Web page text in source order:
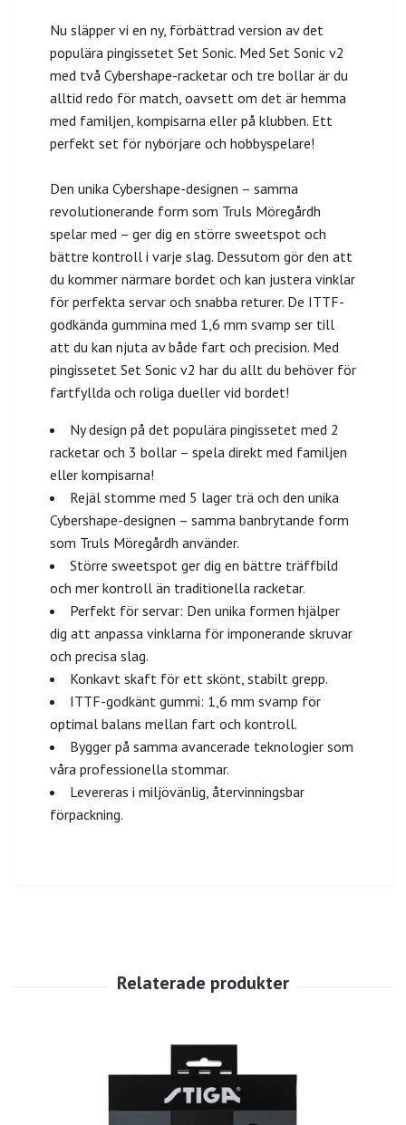
Nu släpper vi en ny, förbättrad version av det
populära pingissetet Set Sonic. Med Set Sonic v2
med två Cybershape-racketar och tre bollar är du
alltid redo för match, oavsett om det är hemma
med familjen, kompisarna eller på klubben. Ett
perfekt set för nybörjare och hobbyspelare!
Den unika Cybershape-designen – samma
revolutionerande form som Truls Möregårdh
spelar med – ger dig en större sweetspot och
bättre kontroll i varje slag. Dessutom gör den att
du kommer närmare bordet och kan justera vinklar
för perfekta servar och snabba returer. De ITTF-
godkända gummina med 1,6 mm svamp ser till
att du kan njuta av både fart och precision. Med
pingissetet Set Sonic v2 har du allt du behöver för
fartfyllda och roliga dueller vid bordet!
Ny design på det populära pingissetet med 2
racketar och 3 bollar – spela direkt med familjen
eller kompisarna!
Rejäl stomme med 5 lager trä och den unika
Cybershape-designen – samma banbrytande form
som Truls Möregårdh använder.
Större sweetspot ger dig en bättre träffbild
och mer kontroll än traditionella racketar.
Perfekt för servar: Den unika formen hjälper
dig att anpassa vinklarna för imponerande skruvar
och precisa slag.
Konkavt skaft för ett skönt, stabilt grepp.
ITTF-godkänt gummi: 1,6 mm svamp för
optimal balans mellan fart och kontroll.
Bygger på samma avancerade teknologier som
våra professionella stommar.
Levereras i miljövänlig, återvinningsbar
förpackning.